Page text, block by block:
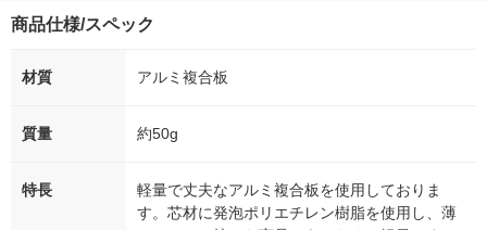
商品仕様/スペック
材質 アルミ複合板
質量 約50g
特長
軽量で丈夫なアルミ複合板を使用しておりま
す。芯材に発泡ポリエチレン樹脂を使用し、薄